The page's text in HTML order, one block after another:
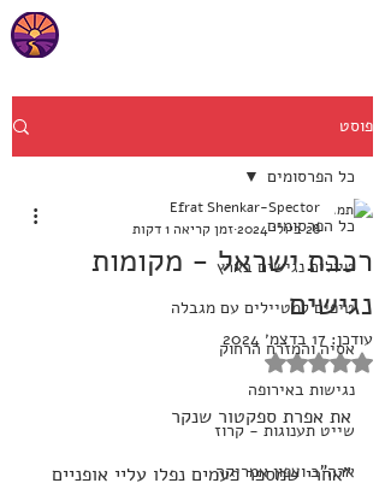
פוסט
כל הפרסומים
טיולים נגישים בארץ
טיפים למטיילים עם מגבלה
אסיה והמזרח הרחוק
נגישות באירופה
שייט תענוגות - קרוז
ארה"ב וצפון אמריקה
כל הפרסומים
רכבת ישראל - מקומות
נגישים
Efrat Shenkar-Spector
28 ביולי 2024
זמן קריאה 1 דקות
עודכן: 17 בדצמ׳ 2024
דירוג של NaN מתוך 5 כוכבים
את אפרת ספקטור שנקר
"אחרי שמספר פעמים נפלו עליי אופניים